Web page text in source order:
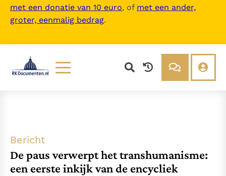
met een donatie van 10 euro, of met een ander,
groter, eenmalig bedrag.
Thema’s
Denzinger
Nieuwsbrief
Gebruiksvoorwaarden
Bericht
De paus verwerpt het transhumanisme:
een eerste inkijk van de encycliek